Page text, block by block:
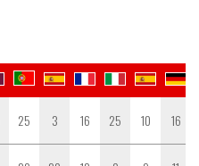
25 3 16 25 10 16